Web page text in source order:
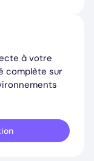
à votre
complète sur